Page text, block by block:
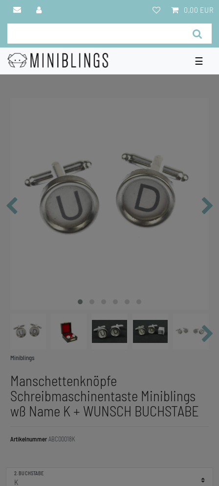
0,00 EUR
☰
Miniblings
Manschettenknöpfe
Schreibmaschinentaste Miniblings
wß Name K + WUNSCH BUCHSTABE
ArtikelnummerABC00018K
2. BUCHSTABE